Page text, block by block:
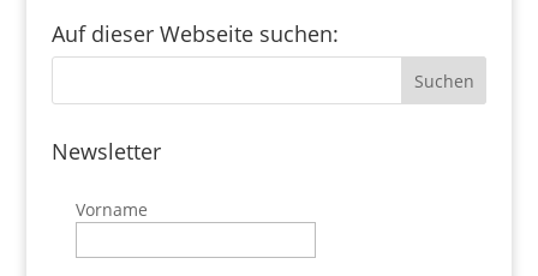
Auf dieser Webseite suchen:
Newsletter
Vorname